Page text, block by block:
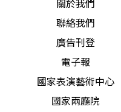
關於我們
聯絡我們
廣告刊登
電子報
國家表演藝術中心
國家兩廳院